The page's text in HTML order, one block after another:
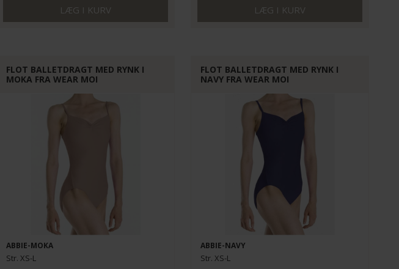
FLOT BALLETDRAGT MED RYNK I
MOKA FRA WEAR MOI
ABBIE-MOKA
Str. XS-L
FLOT BALLETDRAGT MED RYNK I
NAVY FRA WEAR MOI
ABBIE-NAVY
Str. XS-L